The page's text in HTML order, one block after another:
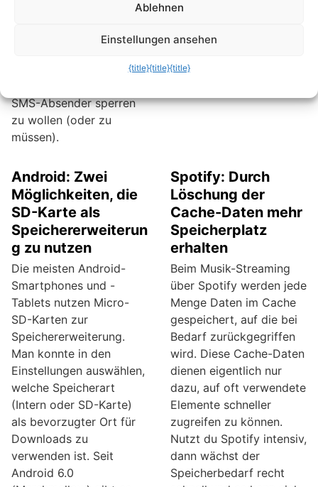
alte SMS-Dienst also
Trotzdem kann es mal
SMS-Absender sperren
zu wollen (oder zu
müssen).
Android: Zwei
Möglichkeiten, die
SD-Karte als
Speichererweiterun
g zu nutzen
Die meisten Android-
Smartphones und -
Tablets nutzen Micro-
SD-Karten zur
Speichererweiterung.
Man konnte in den
Einstellungen auswählen,
welche Speicherart
(Intern oder SD-Karte)
als bevorzugter Ort für
Downloads zu
verwenden ist. Seit
Android 6.0
Spotify: Durch
Löschung der
Cache-Daten mehr
Speicherplatz
erhalten
Beim Musik-Streaming
über Spotify werden jede
Menge Daten im Cache
gespeichert, auf die bei
Bedarf zurückgegriffen
wird. Diese Cache-Daten
dienen eigentlich nur
dazu, auf oft verwendete
Elemente schneller
zugreifen zu können.
Nutzt du Spotify intensiv,
dann wächst der
Speicherbedarf recht
Ablehnen
Einstellungen ansehen
{title}{title}{title}